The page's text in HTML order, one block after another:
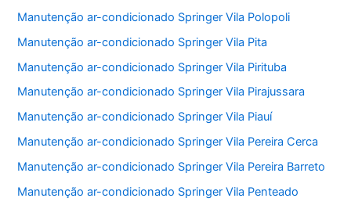
Manutenção ar-condicionado Springer Vila Polopoli
Manutenção ar-condicionado Springer Vila Pita
Manutenção ar-condicionado Springer Vila Pirituba
Manutenção ar-condicionado Springer Vila Pirajussara
Manutenção ar-condicionado Springer Vila Piauí
Manutenção ar-condicionado Springer Vila Pereira Cerca
Manutenção ar-condicionado Springer Vila Pereira Barreto
Manutenção ar-condicionado Springer Vila Penteado